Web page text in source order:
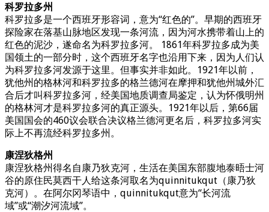
科罗拉多州
科罗拉多是一个西班牙形容词，意为“红色的”。早期的西班牙
探险家在落基山脉地区发现一条河流，因为河水携带着山上的
红色的泥沙，遂命名为科罗拉多河。 1861年科罗拉多成为美
国领土的一部分时，这个西班牙名字也沿用下来，因为人们认
为科罗拉多河发源于这里。但事实并非如此。1921年以前，
犹他州的格林河和科罗拉多的格兰德河在摩押和犹他州城外汇
合后才叫科罗拉多河，经美国地质调查局鉴定，认为怀俄明州
的格林河才是科罗拉多河的真正源头。1921年以后，第66届
美国国会的460议会联合决议格兰德河更名后，科罗拉多河实
际上不再流经科罗拉多州。
康涅狄格州
康涅狄格州得名自康乃狄克河，生活在美国东部腹地泰晤士河
谷的原住民莫西干人给这条河取名为quinnitukqut（康乃狄
克河）。在阿尔冈琴语中，quinnitukqut意为“长河流
域”或“潮汐河流域”。